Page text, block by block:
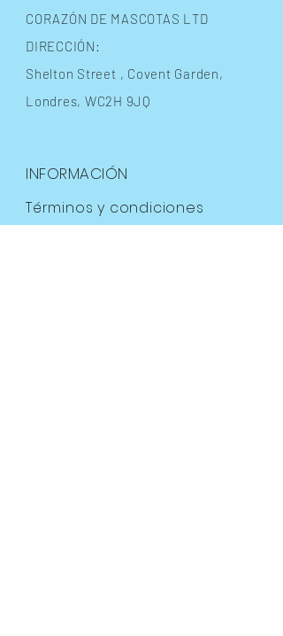
CORAZÓN DE MASCOTAS LTD
DIRECCIÓN:
Shelton Street , Covent Garden,
Londres, WC2H 9JQ
INFORMACIÓN
Términos y condiciones